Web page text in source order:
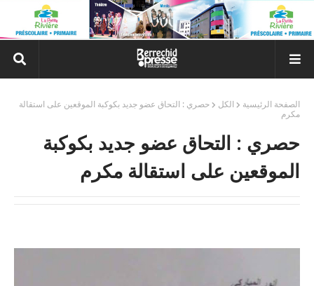
الصفحة الرئيسية الكل
حصري : التحاق عضو جديد بكوكبة الموقعين على استقالة
مكرم
حصري : التحاق عضو جديد بكوكبة
الموقعين على استقالة مكرم